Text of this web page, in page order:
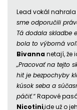
Lead vokál
sme odporučili
Tá dodala skladbe
bola to výborná
Bivanna netají, že
„Pracovať na tejto
hit je bezpochyby
kúsok seba a
páčiť.“Rapové
Nicotini,ide už o